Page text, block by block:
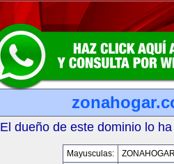
El dueño de este dominio lo
Mayusculas: